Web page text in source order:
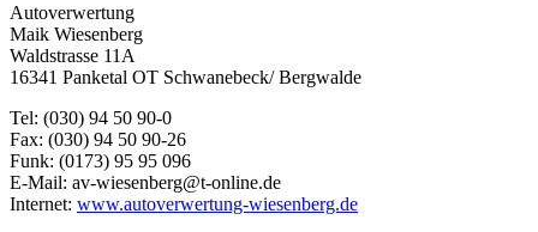
Autoverwertung
Maik Wiesenberg
Waldstrasse 11A
16341 Panketal OT Schwanebeck/ Bergwalde
Tel: (030) 94 50 90-0
Fax: (030) 94 50 90-26
Funk: (0173) 95 95 096
E-Mail: av-wiesenberg@t-online.de
Internet: www.autoverwertung-wiesenberg.de